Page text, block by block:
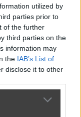
utilized by
parties prior to
of the further
third parties on the
information may
the IAB’s List of
disclose it to other